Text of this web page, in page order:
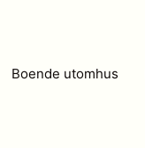
Boende utomhus